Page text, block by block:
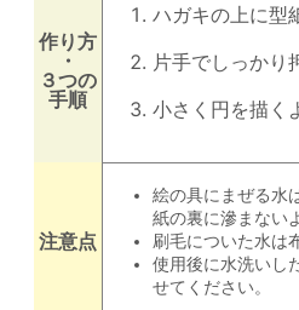
作り方
・
３つの
手順
ハガキの上に型
片手でしっかり
小さく円を描く
注意点
絵の具にまぜる水
紙の裏に滲まない
刷毛についた水は
使用後に水洗いし
せてください。